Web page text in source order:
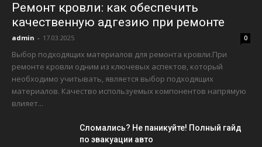
Ремонт кровли: как обеспечить
качественную адгезию при ремонте
admin - 17.03.2025 0
Выбор подходящих материалов для ремонта кровли.При
ремонте кровли одним из ключевых аспектов, который
необходимо учитывать, является выбор подходящих
материалов. Качество используемых компонентов напрямую
влияет...
Сломались? Не паникуйте! Полный гайд
по эвакуации авто